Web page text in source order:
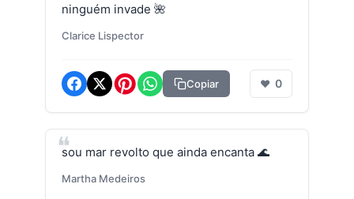
ninguém invade 🌺
Clarice Lispector
Copiar ❤ 0
sou mar revolto que ainda encanta 🌊
Martha Medeiros